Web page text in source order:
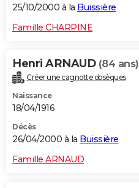
25/10/2000 à la Buissière
Famille CHARPINE
Henri ARNAUD (84 ans)
Créer une cagnotte obsèques
Naissance
18/04/1916
Décès
26/04/2000 à la Buissière
Famille ARNAUD